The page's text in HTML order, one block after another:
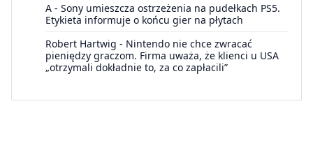
A - Sony umieszcza ostrzeżenia na pudełkach PS5.
Etykieta informuje o końcu gier na płytach
Robert Hartwig - Nintendo nie chce zwracać
pieniędzy graczom. Firma uważa, że klienci u USA
„otrzymali dokładnie to, za co zapłacili”